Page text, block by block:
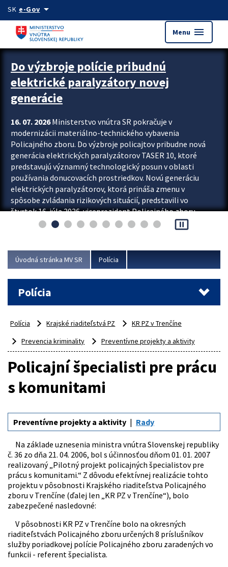
Preskocit na hlavný obsah
SK e-Govarrow_drop_down
Menu menu
Zastavit automatický posun upútavok
Do výzbroje polície pribudnú
elektrické paralyzátory novej
generácie
16. 07. 2026Ministerstvo vnútra SR pokračuje v
modernizácii materiálno-technického vybavenia
Policajného zboru. Do výzbroje policajtov pribudne nová
generácia elektrických paralyzátorov TASER 10, ktoré
predstavujú významný technologický posun v oblasti
používania donucovacích prostriedkov. Novú generáciu
elektrických paralyzátorov, ktorá prináša zmenu v
spôsobe zvládania rizikových situácií, predstavili vo
štvrtok 16. júla 2026 viceprezident Policajného zboru
Rastislav Polakovič a riaditeľ odboru výcviku...
pause_presentation
Úvodná stránka MV SR Polícia
Polícia
Polícia Krajské riaditeľstvá PZ
KR PZ v Trenčíne
Prevencia kriminality
Preventívne projekty a aktivity
Policajní špecialisti pre prácu
s komunitami
Preventívne projekty a aktivity Rady
Na základe uznesenia ministra vnútra Slovenskej republiky
č. 36 zo dňa 21. 04. 2006, bol s účinnosťou dňom 01. 01. 2007
realizovaný „Pilotný projekt policajných špecialistov pre
prácu s komunitami.“ Z dôvodu efektívnej realizácie tohto
projektu v pôsobnosti Krajského riaditeľstva Policajného
zboru v Trenčíne (ďalej len „KR PZ v Trenčíne“), bolo
zabezpečené nasledovné:
V pôsobnosti KR PZ v Trenčíne bolo na okresných
riaditeľstvách Policajného zboru určených 8 príslušníkov
služby poriadkovej polície Policajného zboru zaradených vo
funkcii - referent špecialista.